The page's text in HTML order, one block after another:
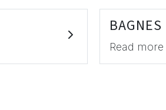
BAGNES
Read more